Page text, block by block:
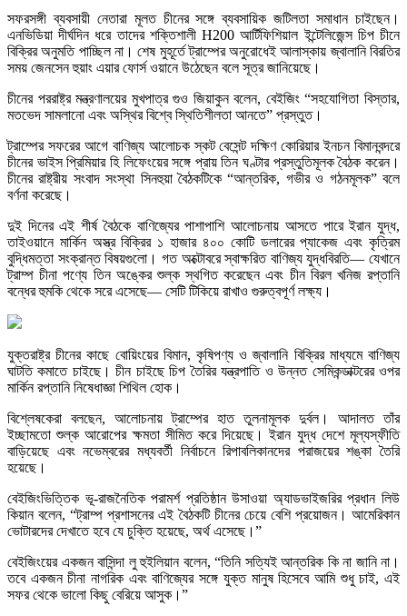
সফরসঙ্গী ব্যবসায়ী নেতারা মূলত চীনের সঙ্গে ব্যবসায়িক জটিলতা সমাধান চাইছেন।
এনভিডিয়া দীর্ঘদিন ধরে তাদের শক্তিশালী H200 আর্টিফিশিয়াল ইন্টেলিজেন্স চিপ চীনে
বিক্রির অনুমতি পাচ্ছিল না। শেষ মুহূর্তে ট্রাম্পের অনুরোধেই আলাস্কায় জ্বালানি বিরতির
সময় জেনসেন হুয়াং এয়ার ফোর্স ওয়ানে উঠেছেন বলে সূত্র জানিয়েছে।
চীনের পররাষ্ট্র মন্ত্রণালয়ের মুখপাত্র গুও জিয়াকুন বলেন, বেইজিং “সহযোগিতা বিস্তার,
মতভেদ সামলানো এবং অস্থির বিশ্বে স্থিতিশীলতা আনতে” প্রস্তুত।
ট্রাম্পের সফরের আগে বাণিজ্য আলোচক স্কট বেসেন্ট দক্ষিণ কোরিয়ার ইনচন বিমানবন্দরে
চীনের ভাইস প্রিমিয়ার হি লিফেংয়ের সঙ্গে প্রায় তিন ঘণ্টার প্রস্তুতিমূলক বৈঠক করেন।
চীনের রাষ্ট্রীয় সংবাদ সংস্থা সিনহুয়া বৈঠকটিকে “আন্তরিক, গভীর ও গঠনমূলক” বলে
বর্ণনা করেছে।
দুই দিনের এই শীর্ষ বৈঠকে বাণিজ্যের পাশাপাশি আলোচনায় আসতে পারে ইরান যুদ্ধ,
তাইওয়ানে মার্কিন অস্ত্র বিক্রির ১ হাজার ৪০০ কোটি ডলারের প্যাকেজ এবং কৃত্রিম
বুদ্ধিমত্তা সংক্রান্ত বিষয়গুলো। গত অক্টোবরে স্বাক্ষরিত বাণিজ্য যুদ্ধবিরতি— যেখানে
ট্রাম্প চীনা পণ্যে তিন অঙ্কের শুল্ক স্থগিত করেছেন এবং চীন বিরল খনিজ রপ্তানি
বন্ধের হুমকি থেকে সরে এসেছে— সেটি টিকিয়ে রাখাও গুরুত্বপূর্ণ লক্ষ্য।
যুক্তরাষ্ট্র চীনের কাছে বোয়িংয়ের বিমান, কৃষিপণ্য ও জ্বালানি বিক্রির মাধ্যমে বাণিজ্য
ঘাটতি কমাতে চাইছে। চীন চাইছে চিপ তৈরির যন্ত্রপাতি ও উন্নত সেমিকন্ডাক্টরের ওপর
মার্কিন রপ্তানি নিষেধাজ্ঞা শিথিল হোক।
বিশ্লেষকেরা বলছেন, আলোচনায় ট্রাম্পের হাত তুলনামূলক দুর্বল। আদালত তাঁর
ইচ্ছামতো শুল্ক আরোপের ক্ষমতা সীমিত করে দিয়েছে। ইরান যুদ্ধ দেশে মূল্যস্ফীতি
বাড়িয়েছে এবং নভেম্বরের মধ্যবর্তী নির্বাচনে রিপাবলিকানদের পরাজয়ের শঙ্কা তৈরি
হয়েছে।
বেইজিংভিত্তিক ভূ-রাজনৈতিক পরামর্শ প্রতিষ্ঠান উসাওয়া অ্যাডভাইজরির প্রধান লিউ
কিয়ান বলেন, “ট্রাম্প প্রশাসনের এই বৈঠকটি চীনের চেয়ে বেশি প্রয়োজন। আমেরিকান
ভোটারদের দেখাতে হবে যে চুক্তি হয়েছে, অর্থ এসেছে।”
বেইজিংয়ের একজন বাসিন্দা লু হুইলিয়ান বলেন, “তিনি সত্যিই আন্তরিক কি না জানি না।
তবে একজন চীনা নাগরিক এবং বাণিজ্যের সঙ্গে যুক্ত মানুষ হিসেবে আমি শুধু চাই, এই
সফর থেকে ভালো কিছু বেরিয়ে আসুক।”